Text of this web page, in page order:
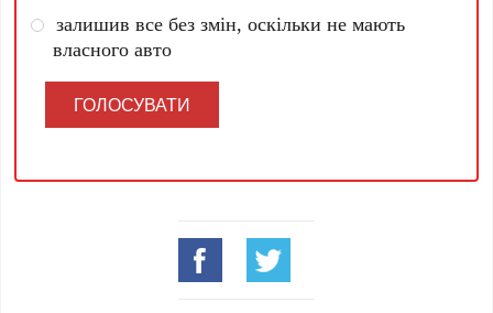
залишив все без змін, оскільки не мають
власного авто